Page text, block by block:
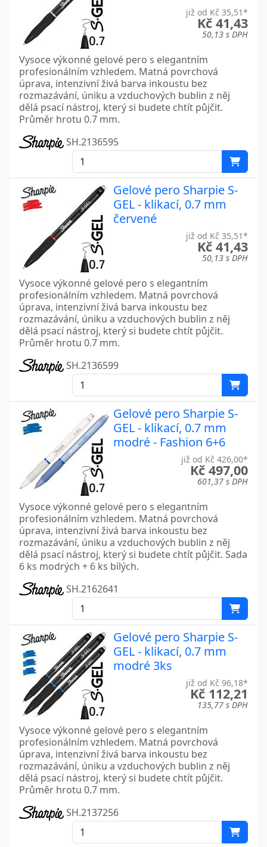
již od Kč 35,51*
Kč 41,43
50,13 s DPH
Vysoce výkonné gelové pero s elegantním
profesionálním vzhledem. Matná povrchová
úprava, intenzivní živá barva inkoustu bez
rozmazávání, úniku a vzduchových bublin z něj
dělá psací nástroj, který si budete chtít půjčit.
Průměr hrotu 0.7 mm.
SH.2136595
Gelové pero Sharpie S-
GEL - klikací, 0.7 mm
červené
již od Kč 35,51*
Kč 41,43
50,13 s DPH
Vysoce výkonné gelové pero s elegantním
profesionálním vzhledem. Matná povrchová
úprava, intenzivní živá barva inkoustu bez
rozmazávání, úniku a vzduchových bublin z něj
dělá psací nástroj, který si budete chtít půjčit.
Průměr hrotu 0.7 mm.
SH.2136599
Gelové pero Sharpie S-
GEL - klikací, 0.7 mm
modré - Fashion 6+6
již od Kč 426,00*
Kč 497,00
601,37 s DPH
Vysoce výkonné gelové pero s elegantním
profesionálním vzhledem. Matná povrchová
úprava, intenzivní živá barva inkoustu bez
rozmazávání, úniku a vzduchových bublin z něj
dělá psací nástroj, který si budete chtít půjčit. Sada
6 ks modrých + 6 ks bílých.
SH.2162641
Gelové pero Sharpie S-
GEL - klikací, 0.7 mm
modré 3ks
již od Kč 96,18*
Kč 112,21
135,77 s DPH
Vysoce výkonné gelové pero s elegantním
profesionálním vzhledem. Matná povrchová
úprava, intenzivní živá barva inkoustu bez
rozmazávání, úniku a vzduchových bublin z něj
dělá psací nástroj, který si budete chtít půjčit.
Průměr hrotu 0.7 mm.
SH.2137256